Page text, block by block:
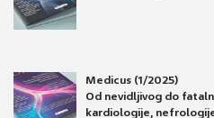
Medicus (1/2025)
Od nevidljivog do
kardiologije,